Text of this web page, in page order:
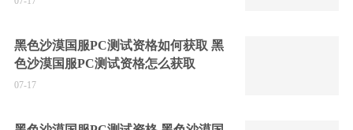
黑色沙漠国服PC测试资格如何获取 黑
色沙漠国服PC测试资格怎么获取
07-17